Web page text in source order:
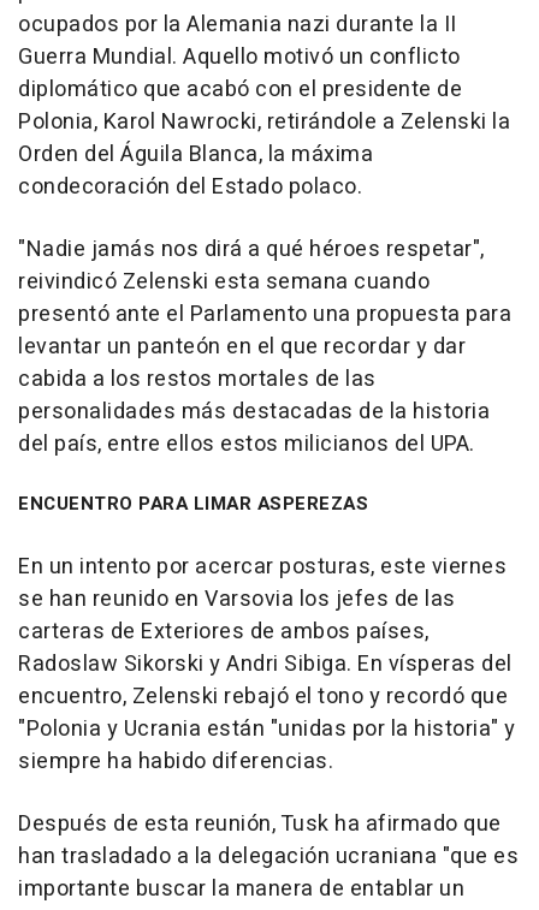
ocupados por la Alemania nazi durante la II
Guerra Mundial. Aquello motivó un conflicto
diplomático que acabó con el presidente de
Polonia, Karol Nawrocki, retirándole a Zelenski la
Orden del Águila Blanca, la máxima
condecoración del Estado polaco.
"Nadie jamás nos dirá a qué héroes respetar",
reivindicó Zelenski esta semana cuando
presentó ante el Parlamento una propuesta para
levantar un panteón en el que recordar y dar
cabida a los restos mortales de las
personalidades más destacadas de la historia
del país, entre ellos estos milicianos del UPA.
ENCUENTRO PARA LIMAR ASPEREZAS
En un intento por acercar posturas, este viernes
se han reunido en Varsovia los jefes de las
carteras de Exteriores de ambos países,
Radoslaw Sikorski y Andri Sibiga. En vísperas del
encuentro, Zelenski rebajó el tono y recordó que
"Polonia y Ucrania están "unidas por la historia" y
siempre ha habido diferencias.
Después de esta reunión, Tusk ha afirmado que
han trasladado a la delegación ucraniana "que es
importante buscar la manera de entablar un